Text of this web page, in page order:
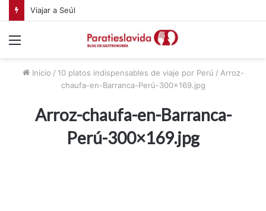
Viajar a Seúl
Inicio / 10 platos indispensables de viaje por Perú / Arroz-
chaufa-en-Barranca-Perú-300×169.jpg
Arroz-chaufa-en-Barranca-
Perú-300×169.jpg